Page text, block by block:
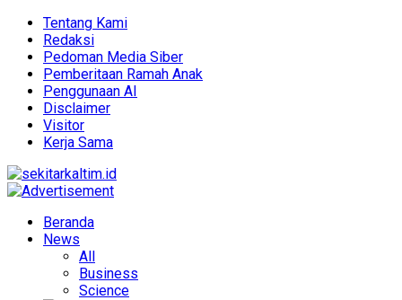
Tentang Kami
Redaksi
Pedoman Media Siber
Pemberitaan Ramah Anak
Penggunaan AI
Disclaimer
Visitor
Kerja Sama
Beranda
News
All
Business
Science